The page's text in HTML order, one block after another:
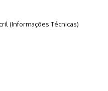
(Informações Técnicas)